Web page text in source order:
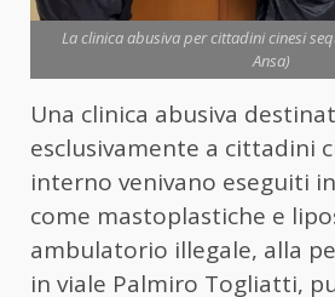
La clinica abusiva per cittadini cinesi
Ansa)
Una clinica abusiva
esclusivamente a cittadini
interno venivano eseguiti
come mastoplastiche e
ambulatorio illegale, alla
in viale Palmiro Togliatti,